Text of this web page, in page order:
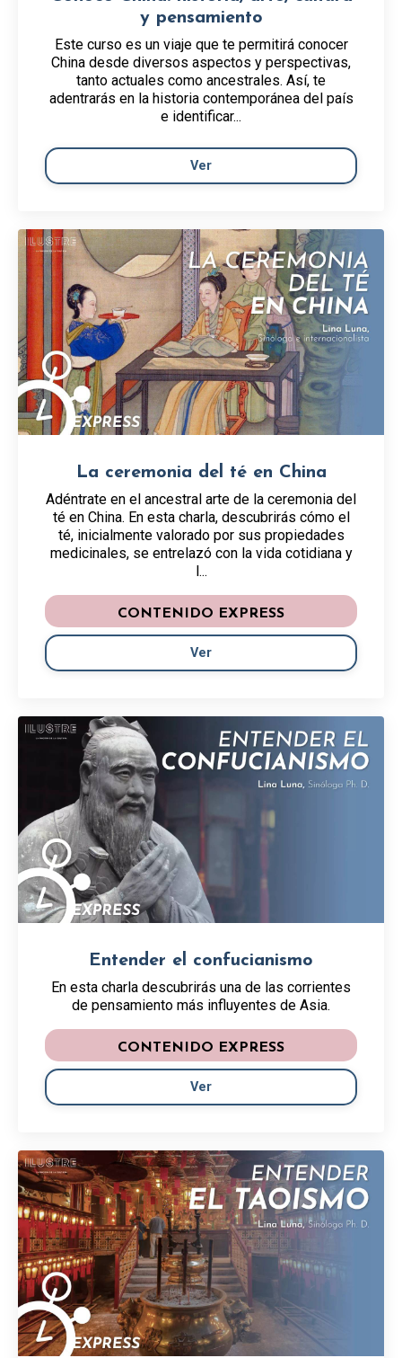
y pensamiento
Este curso es un viaje que te permitirá conocer
China desde diversos aspectos y perspectivas,
tanto actuales como ancestrales. Así, te
adentrarás en la historia contemporánea del país
e identificar...
Ver
La ceremonia del té en China
Adéntrate en el ancestral arte de la ceremonia del
té en China. En esta charla, descubrirás cómo el
té, inicialmente valorado por sus propiedades
medicinales, se entrelazó con la vida cotidiana y
l...
CONTENIDO EXPRESS
Ver
Entender el confucianismo
En esta charla descubrirás una de las corrientes
de pensamiento más influyentes de Asia.
CONTENIDO EXPRESS
Ver